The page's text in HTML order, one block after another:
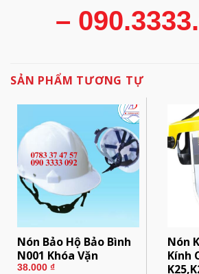
–
SẢN PHẨM TƯƠNG TỰ
Nón Bảo Hộ Bảo Bình
N001 Khóa Vặn
38.000 ₫
Nón
Kính